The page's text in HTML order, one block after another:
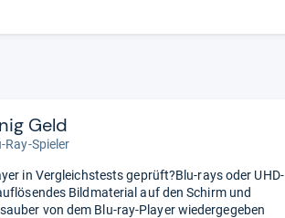
Geld
Ray-Spieler
in Vergleichstests geprüft?Blu-rays oder UHD-
Bildmaterial auf den Schirm und
von dem Blu-ray-Player wiedergegeben